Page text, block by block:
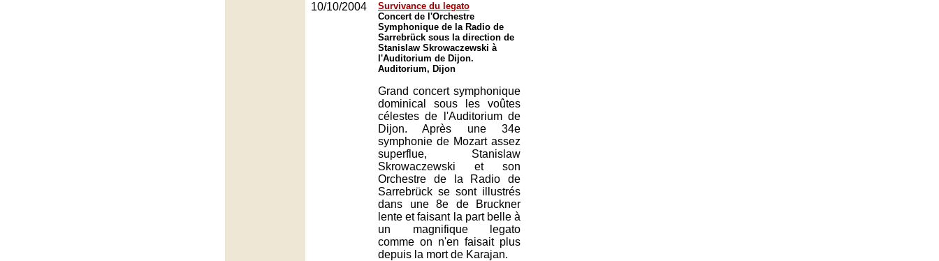
10/10/2004
Survivance du legato
Concert de l'Orchestre
Symphonique de la Radio de
Sarrebrück sous la direction de
Stanislaw Skrowaczewski à
l'Auditorium de Dijon.
Auditorium, Dijon
Grand concert symphonique
dominical sous les voûtes
célestes de l'Auditorium de
Dijon. Après une 34e
symphonie de Mozart assez
superflue, Stanislaw
Skrowaczewski et son
Orchestre de la Radio de
Sarrebrück se sont illustrés
dans une 8e de Bruckner
lente et faisant la part belle à
un magnifique legato
comme on n'en faisait plus
depuis la mort de Karajan.